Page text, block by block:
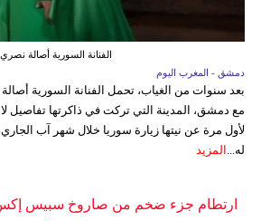
الفنانة السورية أصالة نصري
دمشق - المغرب اليوم
بعد سنوات من الغياب، تحمل الفنانة السورية
مع دمشق، المدينة التي تركت في ذاكرتها
لأول مرة عن نيتها زيارة سوريا خلال شهر آب
له... المزيد
ارتطام جزء ضخم من صاروخ سبيس إكس